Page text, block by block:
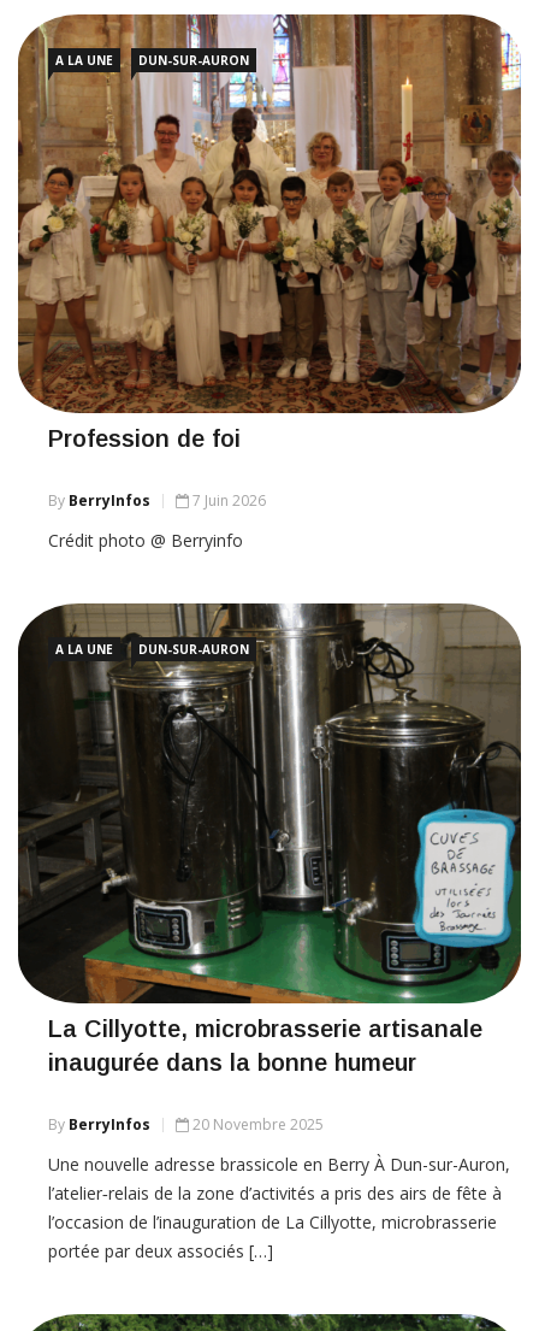
A LA UNE DUN-SUR-AURON
Profession de foi
By BerryInfos 7 Juin 2026
Crédit photo @ Berryinfo
A LA UNE DUN-SUR-AURON
La Cillyotte, microbrasserie artisanale
inaugurée dans la bonne humeur
By BerryInfos 20 Novembre 2025
Une nouvelle adresse brassicole en Berry À Dun-sur-Auron,
l’atelier‑relais de la zone d’activités a pris des airs de fête à
l’occasion de l’inauguration de La Cillyotte, microbrasserie
portée par deux associés […]